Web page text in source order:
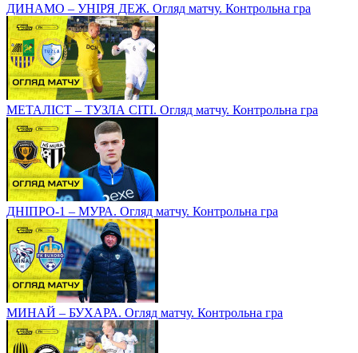
ДИНАМО – УНІРЯ ДЕЖ. Огляд матчу. Контрольна гра
МЕТАЛІСТ – ТУЗЛА СІТІ. Огляд матчу. Контрольна гра
ДНІПРО-1 – МУРА. Огляд матчу. Контрольна гра
МИНАЙ – БУХАРА. Огляд матчу. Контрольна гра